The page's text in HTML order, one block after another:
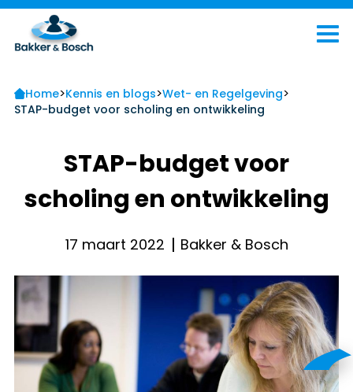
Home>Kennis en blogs>Wet- en Regelgeving>
STAP-budget voor scholing en ontwikkeling
STAP-budget voor
scholing en ontwikkeling
17 maart 2022 Bakker & Bosch